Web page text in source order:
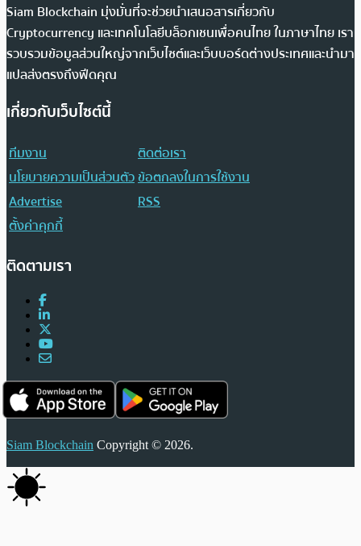
Siam Blockchain มุ่งมั่นที่จะช่วยนำเสนอสารเกี่ยวกับ
Cryptocurrency และเทคโนโลยีบล็อกเชนเพื่อคนไทย ในภาษาไทย เรา
รวบรวมข้อมูลส่วนใหญ่จากเว็บไซต์และเว็บบอร์ดต่างประเทศและนำมา
แปลส่งตรงถึงฟีดคุณ
เกี่ยวกับเว็บไซต์นี้
ทีมงาน
ติดต่อเรา
นโยบายความเป็นส่วนตัวข้อตกลงในการใช้งาน
Advertise
RSS
ตั้งค่าคุกกี้
ติดตามเรา
Siam Blockchain Copyright © 2026.